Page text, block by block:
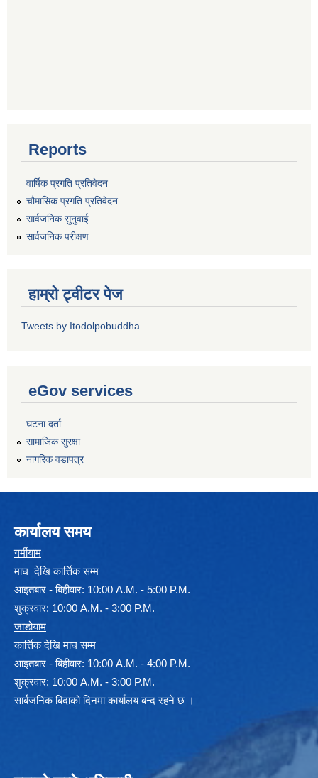
Reports
वार्षिक प्रगति प्रतिवेदन
चौमासिक प्रगति प्रतिवेदन
सार्वजनिक सुनुवाई
सार्वजनिक परीक्षण
हाम्रो ट्वीटर पेज
Tweets by Itodolpobuddha
eGov services
घटना दर्ता
सामाजिक सुरक्षा
नागरिक वडापत्र
कार्यालय समय
गर्मीयाम
माघ देखि कार्त्तिक सम्म
आइतबार - बिहीवार: 10:00 A.M. - 5:00 P.M.
शुक्रवार: 10:00 A.M. - 3:00 P.M.
जाडोयाम
कार्त्तिक देखि माघ सम्म
आइतबार - बिहीवार: 10:00 A.M. - 4:00 P.M.
शुक्रवार: 10:00 A.M. - 3:00 P.M.
सार्बजनिक बिदाको दिनमा कार्यालय बन्द रहने छ ।